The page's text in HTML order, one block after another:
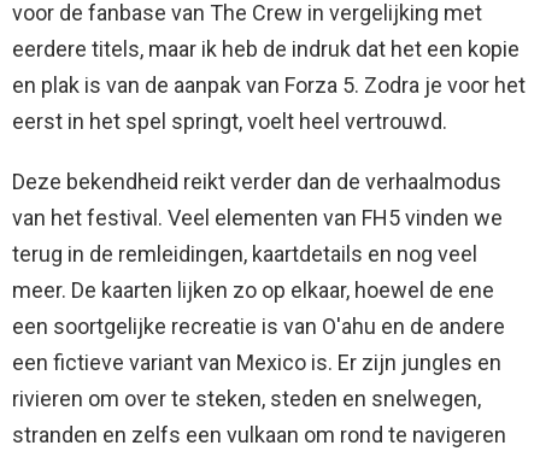
voor de fanbase van The Crew in vergelijking met
eerdere titels, maar ik heb de indruk dat het een kopie
en plak is van de aanpak van Forza 5. Zodra je voor het
eerst in het spel springt, voelt heel vertrouwd.
Deze bekendheid reikt verder dan de verhaalmodus
van het festival. Veel elementen van FH5 vinden we
terug in de remleidingen, kaartdetails en nog veel
meer. De kaarten lijken zo op elkaar, hoewel de ene
een soortgelijke recreatie is van O'ahu en de andere
een fictieve variant van Mexico is. Er zijn jungles en
rivieren om over te steken, steden en snelwegen,
stranden en zelfs een vulkaan om rond te navigeren